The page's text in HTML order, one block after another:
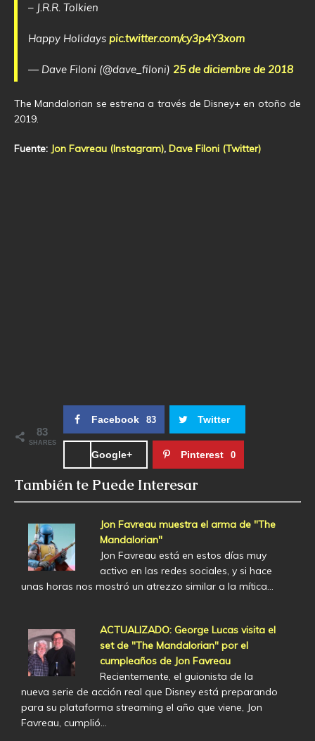
– J.R.R. Tolkien
Happy Holidays pic.twitter.com/cy3p4Y3xom
— Dave Filoni (@dave_filoni) 25 de diciembre de 2018
The Mandalorian se estrena a través de Disney+ en otoño de
2019.
Fuente: Jon Favreau (Instagram), Dave Filoni (Twitter)
83
SHARES
Facebook 83 Twitter
Google+ Pinterest 0
También te Puede Interesar
Jon Favreau muestra el arma de "The
Mandalorian"
Jon Favreau está en estos días muy
activo en las redes sociales, y si hace
unas horas nos mostró un atrezzo similar a la mítica…
ACTUALIZADO: George Lucas visita el
set de "The Mandalorian" por el
cumpleaños de Jon Favreau
Recientemente, el guionista de la
nueva serie de acción real que Disney está preparando
para su plataforma streaming el año que viene, Jon
Favreau, cumplió…